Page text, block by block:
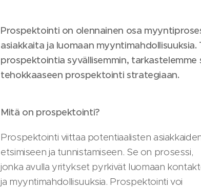
Prospektointi on olennainen osa
asiakkaita ja luomaan
prospektointia syvällisemmin,
tehokkaaseen prospektointi strategiaan.
Mitä on prospektointi?
Prospektointi viittaa potentiaalisten
etsimiseen ja tunnistamiseen. Se on prosessi,
jonka avulla yritykset pyrkivät luomaan
ja myyntimahdollisuuksia. Prospektointi voi